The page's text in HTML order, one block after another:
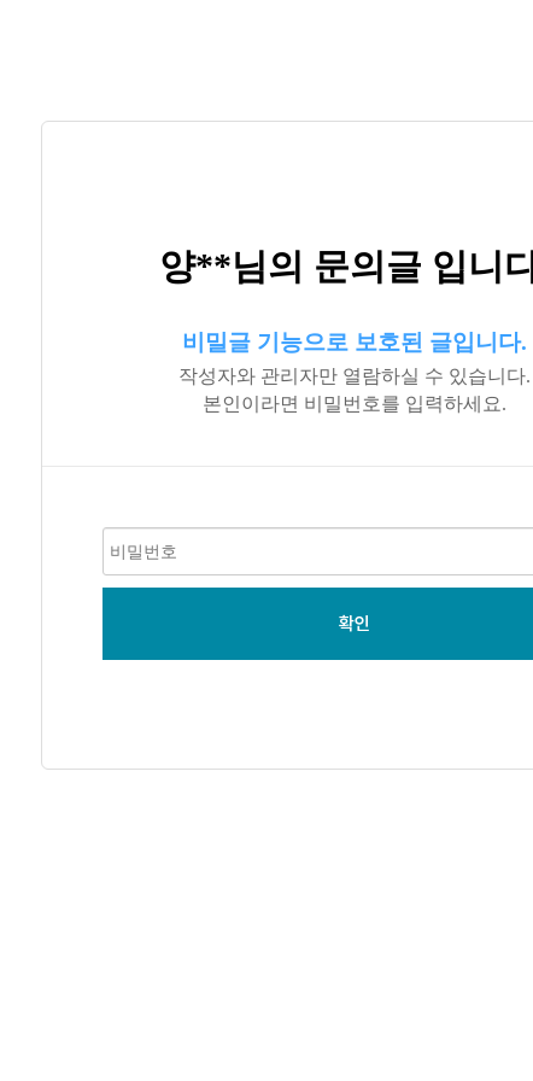
양**님의 문의글 입니
비밀글 기능으로 보호된 글입니다.
작성자와 관리자만 열람하실 수 있습니다.
본인이라면 비밀번호를 입력하세요.